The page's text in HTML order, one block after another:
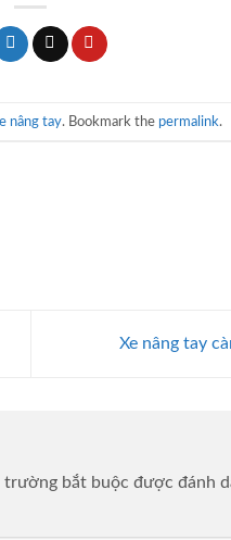
nâng tay. Bookmark the permalink.
Xe nâng tay
trường bắt buộc được đánh